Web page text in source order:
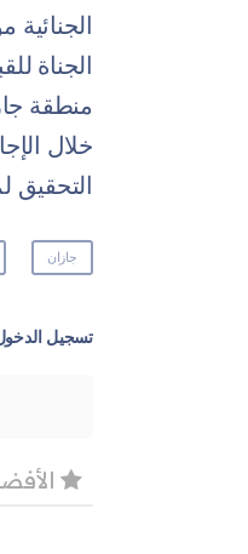
الجناة
منطقة
خلال
التحقيق
جازان
تسجيل